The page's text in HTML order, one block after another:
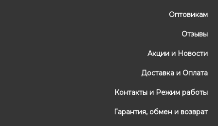
Оптовикам
Отзывы
Акции и Новости
Доставка и Оплата
Контакты и Режим работы
Гарантия, обмен и возврат